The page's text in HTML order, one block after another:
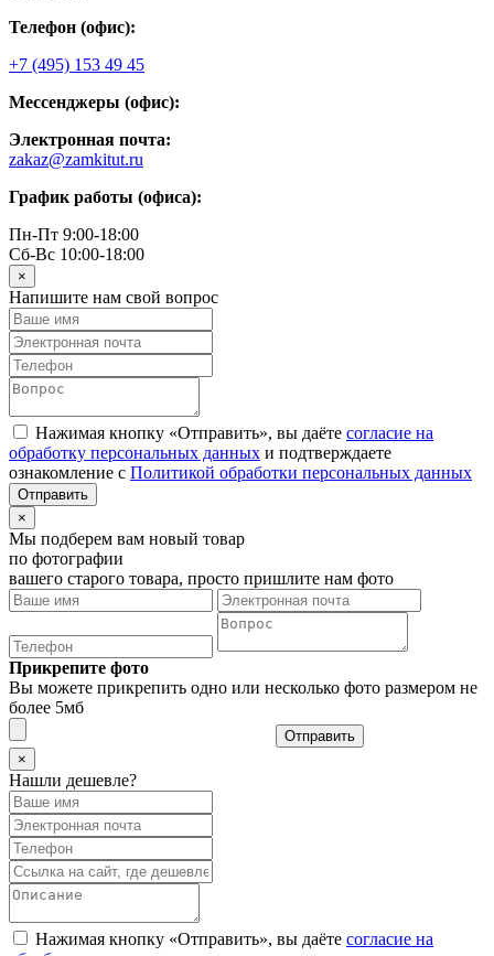
Телефон (офис):
+7 (495) 153 49 45
Мессенджеры (офис):
Электронная почта:
zakaz@zamkitut.ru
График работы (офиса):
Пн-Пт 9:00-18:00
Сб-Вс 10:00-18:00
×
Напишите нам свой вопрос
Нажимая кнопку «Отправить», вы даёте согласие на
обработку персональных данных и подтверждаете
ознакомление с Политикой обработки персональных данных
×
Мы подберем вам новый товар
по фотографии
вашего старого товара, просто пришлите нам фото
Прикрепите фото
Вы можете прикрепить одно или несколько фото размером не
более 5мб
Отправить
×
Нашли дешевле?
Нажимая кнопку «Отправить», вы даёте согласие на